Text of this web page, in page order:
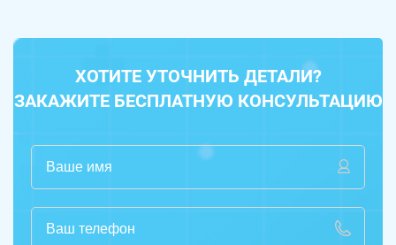
ХОТИТЕ УТОЧНИТЬ ДЕТАЛИ?
ЗАКАЖИТЕ БЕСПЛАТНУЮ КОНСУЛЬТАЦИЮ